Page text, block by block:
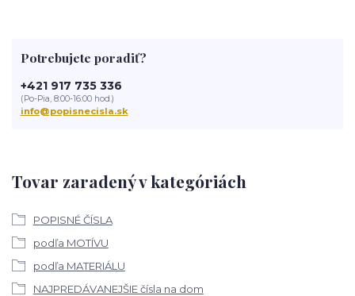
Tovar zaradený v kategóriách
POPISNÉ ČÍSLA
podľa MOTÍVU
podľa MATERIÁLU
NAJPREDÁVANEJŠIE čísla na dom
Potrebujete poradiť?
+421 917 735 336
(Po-Pia, 8:00-16:00 hod.)
info@popisnecisla.sk